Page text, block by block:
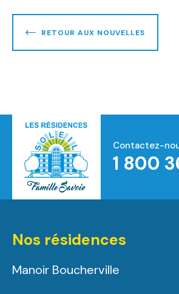
RETOUR AUX NOUVELLES
Accueil
Contactez-
1 800
Nos résidences
Manoir Boucherville